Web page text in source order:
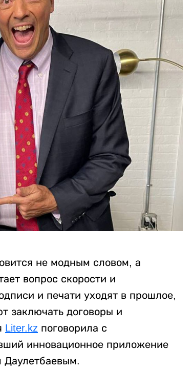
не модным словом, а
вопрос скорости и
и печати уходят в прошлое,
заключать договоры и
Liter.kz поговорила с
инновационное приложение
Даулетбаевым.